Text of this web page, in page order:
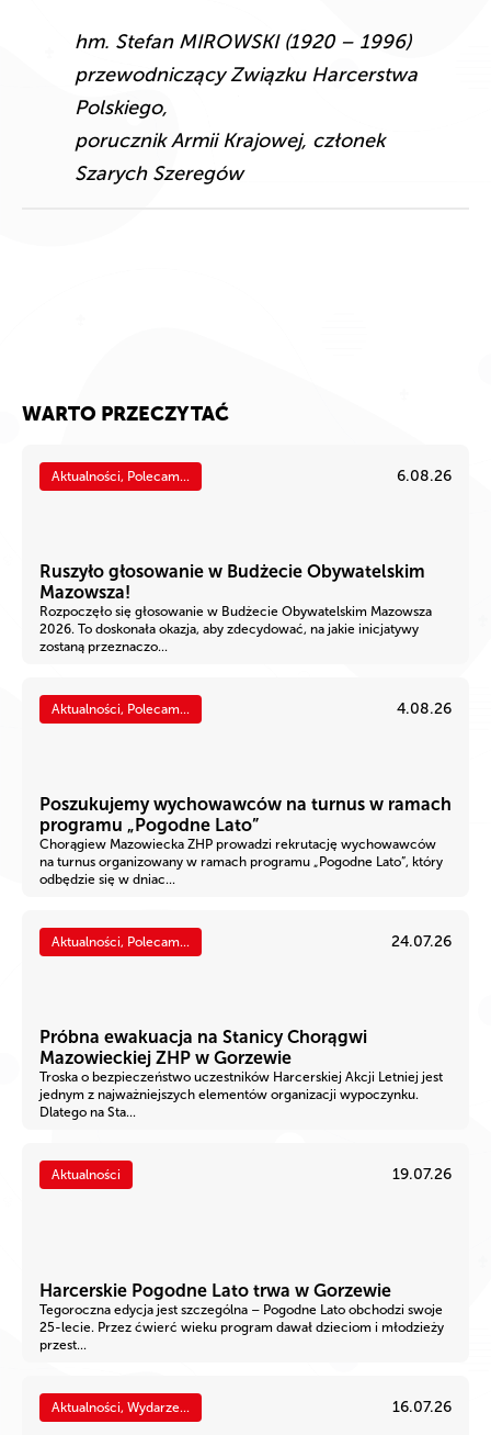
hm. Stefan MIROWSKI (1920 – 1996)
przewodniczący Związku Harcerstwa
Polskiego,
porucznik Armii Krajowej, członek
Szarych Szeregów
WARTO PRZECZYTAĆ
Aktualności, Polecam... 6.08.26
Ruszyło głosowanie w Budżecie Obywatelskim
Mazowsza!
Rozpoczęło się głosowanie w Budżecie Obywatelskim Mazowsza
2026. To doskonała okazja, aby zdecydować, na jakie inicjatywy
zostaną przeznaczo...
Aktualności, Polecam... 4.08.26
Poszukujemy wychowawców na turnus w ramach
programu „Pogodne Lato”
Chorągiew Mazowiecka ZHP prowadzi rekrutację wychowawców
na turnus organizowany w ramach programu „Pogodne Lato”, który
odbędzie się w dniac...
Aktualności, Polecam... 24.07.26
Próbna ewakuacja na Stanicy Chorągwi
Mazowieckiej ZHP w Gorzewie
Troska o bezpieczeństwo uczestników Harcerskiej Akcji Letniej jest
jednym z najważniejszych elementów organizacji wypoczynku.
Dlatego na Sta...
Aktualności 19.07.26
Harcerskie Pogodne Lato trwa w Gorzewie
Tegoroczna edycja jest szczególna – Pogodne Lato obchodzi swoje
25-lecie. Przez ćwierć wieku program dawał dzieciom i młodzieży
przest...
Aktualności, Wydarze... 16.07.26